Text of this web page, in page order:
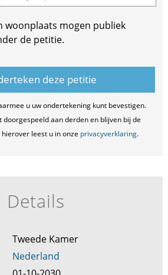
woonplaats mogen publiek
de petitie.
u uw ondertekening kunt bevestigen.
doorgespeeld aan derden en blijven bij de
leest u in onze privacyverklaring.
Details
Tweede Kamer
Nederland